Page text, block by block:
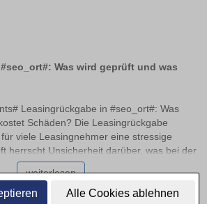
Alle Cookies ablehnen
Was wird geprüft und was
Leasingrückgabe in #seo_ort#: Was
Schäden? Die Leasingrückgabe
viele Leasingnehmer eine stressige
herrscht Unsicherheit darüber, was bei der
wird und welche Kosten für mögliche
In diesem Ratgeber erfahren Sie,
normalen Gebrauchsspuren und
weiterlesen